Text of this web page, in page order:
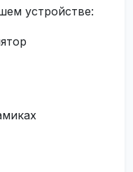
устройстве: